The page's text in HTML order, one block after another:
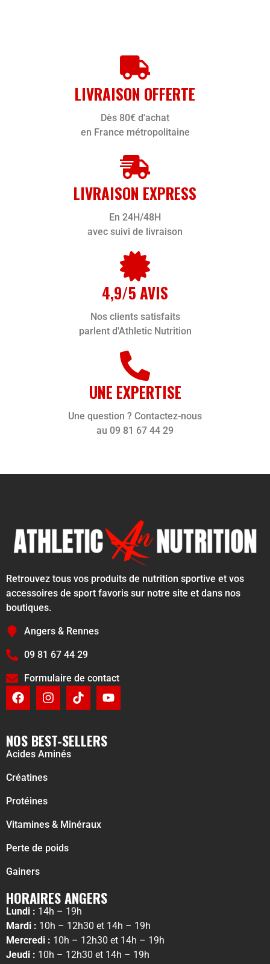
LIVRAISON OFFERTE
Dès 80€ d'achat
en France métropolitaine
LIVRAISON EXPRESS
En 24H/48H
avec suivi de livraison
4,9/5 AVIS
Nos clients satisfaits
parlent d'Athletic Nutrition
UNE EXPERTISE
Une question ? Contactez-nous
au 09 81 67 44 29
Retrouvez tous vos produits de nutrition sportive et vos
accessoires de sport favoris sur notre site et dans nos
boutiques.
Angers & Rennes
09 81 67 44 29
Formulaire de contact
NOS BEST-SELLERS
Acides Aminés
Créatines
Protéines
Vitamines & Minéraux
Perte de poids
Gainers
HORAIRES ANGERS
Lundi : 14h – 19h
Mardi : 10h – 12h30 et 14h – 19h
Mercredi : 10h – 12h30 et 14h – 19h
Jeudi : 10h – 12h30 et 14h – 19h